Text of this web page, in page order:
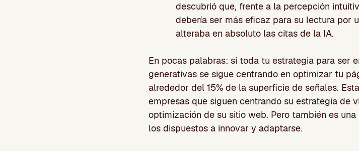
descubrió que, frente a la percepción
debería ser más eficaz para su lectura por
alteraba en absoluto las citas de la IA.
En pocas palabras: si toda tu estrategia para ser
generativas se sigue centrando en optimizar tu
alrededor del 15% de la superficie de señales.
empresas que siguen centrando su estrategia de
optimización de su sitio web. Pero también es
los dispuestos a innovar y adaptarse.